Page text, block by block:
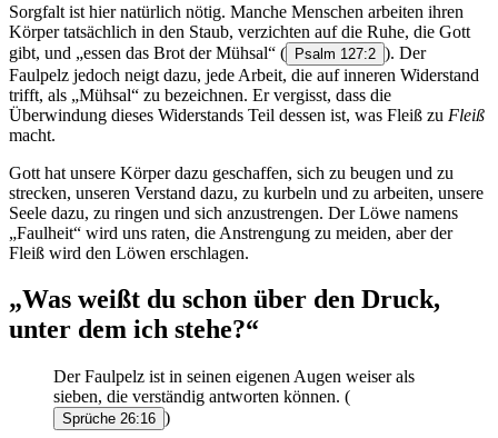
Sorgfalt ist hier natürlich nötig. Manche Menschen arbeiten ihren
Körper tatsächlich in den Staub, verzichten auf die Ruhe, die Gott
gibt, und „essen das Brot der Mühsal“ ( Psalm 127:2 ). Der
Faulpelz jedoch neigt dazu, jede Arbeit, die auf inneren Widerstand
trifft, als „Mühsal“ zu bezeichnen. Er vergisst, dass die
Überwindung dieses Widerstands Teil dessen ist, was Fleiß zu Fleiß
macht.
Gott hat unsere Körper dazu geschaffen, sich zu beugen und zu
strecken, unseren Verstand dazu, zu kurbeln und zu arbeiten, unsere
Seele dazu, zu ringen und sich anzustrengen. Der Löwe namens
„Faulheit“ wird uns raten, die Anstrengung zu meiden, aber der
Fleiß wird den Löwen erschlagen.
„Was weißt du schon über den Druck,
unter dem ich stehe?“
Der Faulpelz ist in seinen eigenen Augen weiser als
sieben, die verständig antworten können. (
Sprüche 26:16 )